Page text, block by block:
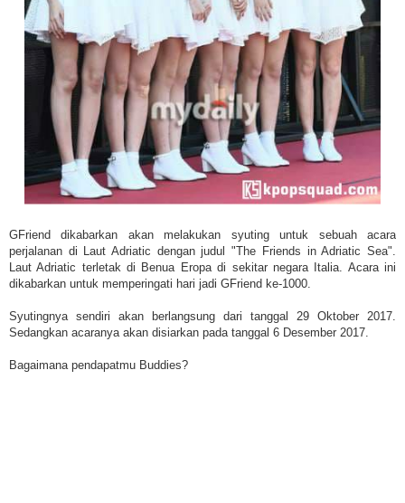
GFriend dikabarkan akan melakukan syuting untuk sebuah acara
perjalanan di Laut Adriatic dengan judul "The Friends in Adriatic Sea".
Laut Adriatic terletak di Benua Eropa di sekitar negara Italia. Acara ini
dikabarkan untuk memperingati hari jadi GFriend ke-1000.
Syutingnya sendiri akan berlangsung dari tanggal 29 Oktober 2017.
Sedangkan acaranya akan disiarkan pada tanggal 6 Desember 2017.
Bagaimana pendapatmu Buddies?